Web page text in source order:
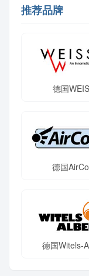
推荐品牌
德国
德国
德国Witels-